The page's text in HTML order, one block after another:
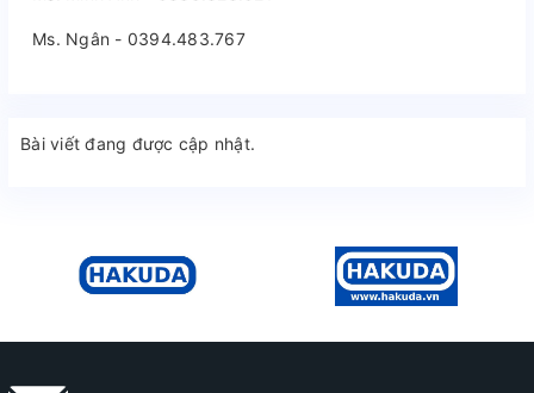
Ms. Ngân - 0394.483.767
Bài viết đang được cập nhật.